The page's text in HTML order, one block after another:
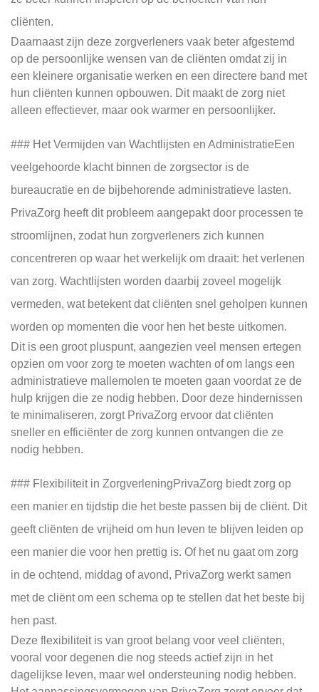
cliënten.
Daarnaast zijn deze zorgverleners vaak beter afgestemd
op de persoonlijke wensen van de cliënten omdat zij in
een kleinere organisatie werken en een directere band met
hun cliënten kunnen opbouwen. Dit maakt de zorg niet
alleen effectiever, maar ook warmer en persoonlijker.
### Het Vermijden van Wachtlijsten en AdministratieEen
veelgehoorde klacht binnen de zorgsector is de
bureaucratie en de bijbehorende administratieve lasten.
PrivaZorg heeft dit probleem aangepakt door processen te
stroomlijnen, zodat hun zorgverleners zich kunnen
concentreren op waar het werkelijk om draait: het verlenen
van zorg. Wachtlijsten worden daarbij zoveel mogelijk
vermeden, wat betekent dat cliënten snel geholpen kunnen
worden op momenten die voor hen het beste uitkomen.
Dit is een groot pluspunt, aangezien veel mensen ertegen
opzien om voor zorg te moeten wachten of om langs een
administratieve mallemolen te moeten gaan voordat ze de
hulp krijgen die ze nodig hebben. Door deze hindernissen
te minimaliseren, zorgt PrivaZorg ervoor dat cliënten
sneller en efficiënter de zorg kunnen ontvangen die ze
nodig hebben.
### Flexibiliteit in ZorgverleningPrivaZorg biedt zorg op
een manier en tijdstip die het beste passen bij de cliënt. Dit
geeft cliënten de vrijheid om hun leven te blijven leiden op
een manier die voor hen prettig is. Of het nu gaat om zorg
in de ochtend, middag of avond, PrivaZorg werkt samen
met de cliënt om een schema op te stellen dat het beste bij
hen past.
Deze flexibiliteit is van groot belang voor veel cliënten,
vooral voor degenen die nog steeds actief zijn in het
dagelijkse leven, maar wel ondersteuning nodig hebben.